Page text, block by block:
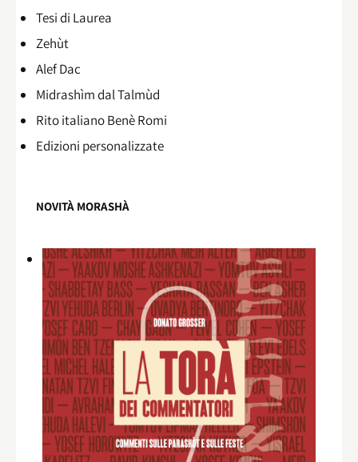
Tesi di Laurea
Zehùt
Alef Dac
Midrashìm dal Talmùd
Rito italiano Benè Romi​
Edizioni personalizzate
NOVITÀ MORASHÀ